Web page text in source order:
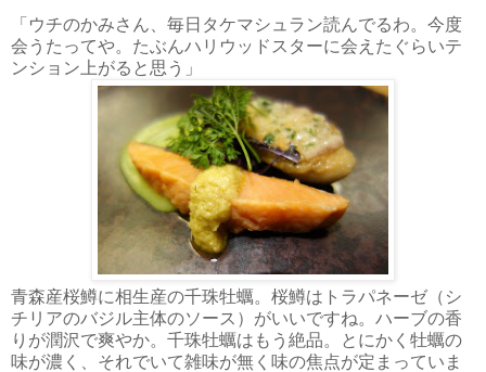
「ウチのかみさん、毎日タケマシュラン読んでるわ。今度
会うたってや。たぶんハリウッドスターに会えたぐらいテ
ンション上がると思う」
青森産桜鱒に相生産の千珠牡蠣。桜鱒はトラパネーゼ（シ
チリアのバジル主体のソース）がいいですね。ハーブの香
りが潤沢で爽やか。千珠牡蠣はもう絶品。とにかく牡蠣の
味が濃く、それでいて雑味が無く味の焦点が定まっていま